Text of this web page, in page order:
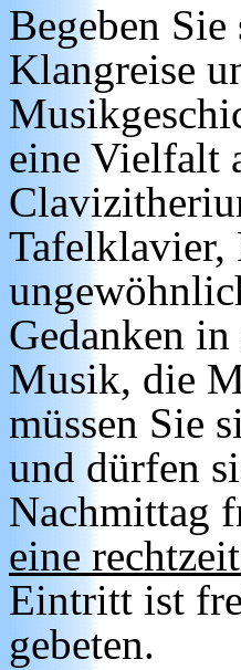
Begeben
Klangreise
eine Vielfalt
Tafelklavier,
Gedanken
Musik, die
müssen Sie
und dürfen
Nachmittag
eine
Eintritt ist
gebeten.